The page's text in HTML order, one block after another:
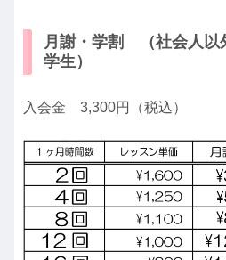
月謝・学割 （社会人以
学生）
入会金 3,300円（税込）